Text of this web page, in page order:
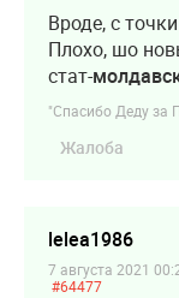
Вроде, с
Плохо, шо
стат-
"Спасибо Деду за
Жалоба
lelea1986
7 августа 2021
#64477